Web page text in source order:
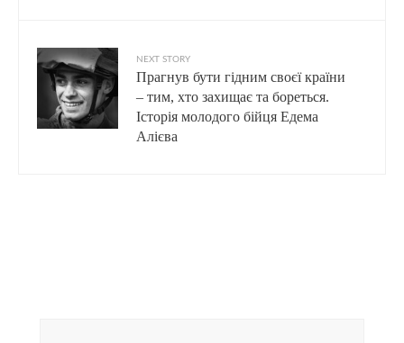
NEXT STORY
Прагнув бути гідним своєї країни
– тим, хто захищає та бореться.
Історія молодого бійця Едема
Алієва